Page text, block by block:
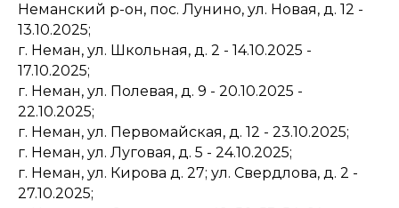
Неманский р-он, пос. Лунино, ул. Новая, д. 12 -
13.10.2025;
г. Неман, ул. Школьная, д. 2 - 14.10.2025 -
17.10.2025;
г. Неман, ул. Полевая, д. 9 - 20.10.2025 -
22.10.2025;
г. Неман, ул. Первомайская, д. 12 - 23.10.2025;
г. Неман, ул. Луговая, д. 5 - 24.10.2025;
г. Неман, ул. Кирова д. 27; ул. Свердлова, д. 2 -
27.10.2025;